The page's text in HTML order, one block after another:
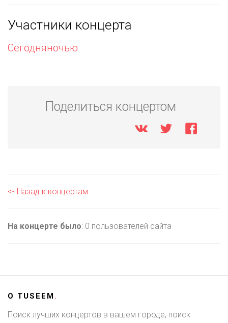
Участники концерта
Сегодняночью
Поделиться концертом
<- Назад к концертам
На концерте было: 0 пользователей сайта
О TUSEEM.
Поиск лучших концертов в вашем городе, поиск